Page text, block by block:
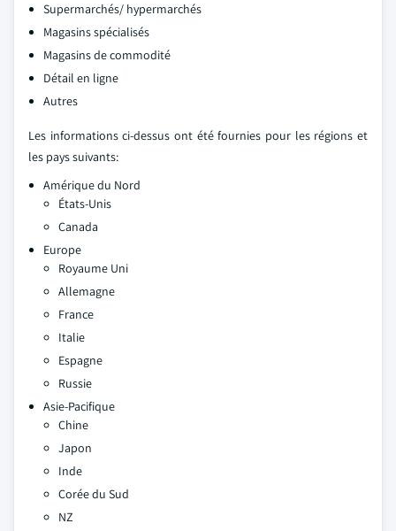
Supermarchés/ hypermarchés
Magasins spécialisés
Magasins de commodité
Détail en ligne
Autres
Les informations ci-dessus ont été fournies pour les régions et
les pays suivants:
Amérique du Nord
États-Unis
Canada
Europe
Royaume Uni
Allemagne
France
Italie
Espagne
Russie
Asie-Pacifique
Chine
Japon
Inde
Corée du Sud
NZ